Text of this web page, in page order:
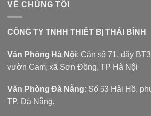
VỀ CHÚNG TÔI
CÔNG TY TNHH THIẾT BỊ THÁI BÌNH
Văn Phòng Hà Nội: Căn số 71, dãy
vườn Cam, xã Sơn Đồng, TP Hà Nội
Văn Phòng Đà Nẵng: Số 63 Hải Hồ,
TP. Đà Nẵng.